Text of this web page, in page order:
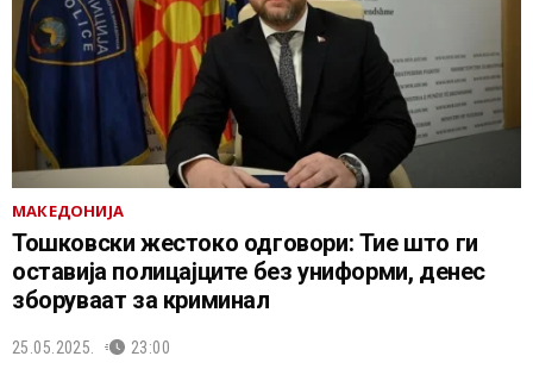
МАКЕДОНИЈА
Тошковски жестоко одговори: Тие што ги
оставија полицајците без униформи, денес
зборуваат за криминал
25.05.2025. 23:00